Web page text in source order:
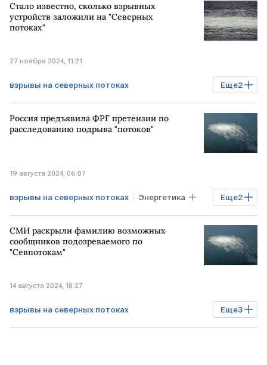
Стало известно, сколько взрывных
устройств заложили на "Северных
потоках"
27 ноября 2024, 11:21
Еще2
взрывы на северных потоках
Северные потоки расследование
Россия предъявила ФРГ претензии по
расследованию подрыва "потоков"
19 августа 2024, 06:07
Еще2
взрывы на северных потоках Энергетика
Северные потоки ГЕРМАНИЯ
СМИ раскрыли фамилию возможных
сообщников подозреваемого по
"Севпотокам"
14 августа 2024, 18:27
Еще3
взрывы на северных потоках
Происшествия Северные потоки